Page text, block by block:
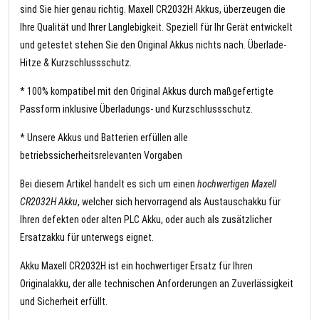
sind Sie hier genau richtig. Maxell CR2032H Akkus, überzeugen die
Ihre Qualität und Ihrer Langlebigkeit. Speziell für Ihr Gerät entwickelt
und getestet stehen Sie den Original Akkus nichts nach. Überlade-
Hitze & Kurzschlussschutz.
* 100% kompatibel mit den Original Akkus durch maßgefertigte
Passform inklusive Überladungs- und Kurzschlussschutz.
* Unsere Akkus und Batterien erfüllen alle
betriebssicherheitsrelevanten Vorgaben
Bei diesem Artikel handelt es sich um einen hochwertigen Maxell
CR2032H Akku, welcher sich hervorragend als Austauschakku für
Ihren defekten oder alten PLC Akku, oder auch als zusätzlicher
Ersatzakku für unterwegs eignet.
Akku Maxell CR2032H ist ein hochwertiger Ersatz für Ihren
Originalakku, der alle technischen Anforderungen an Zuverlässigkeit
und Sicherheit erfüllt.